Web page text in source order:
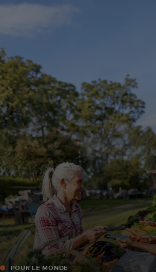
Pour le monde
Pour les innovateurs
Actualités et tendances
POUR LE MONDE